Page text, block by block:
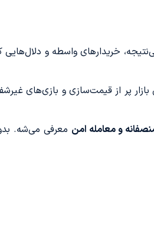
خریدارهای واسطه و
پر از قیمت‌سازی و بازی‌های
و معامله امن معرفی می‌شه.